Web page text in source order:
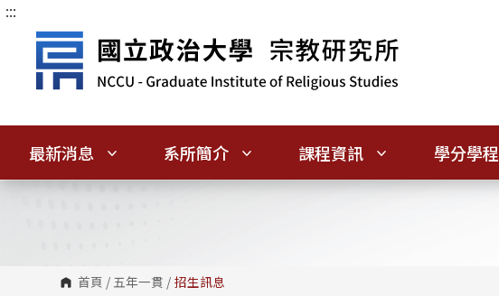
跳
:::
最新消息 系所簡介 課程資訊 學分學程
首頁 / 五年一貫 / 招生訊息